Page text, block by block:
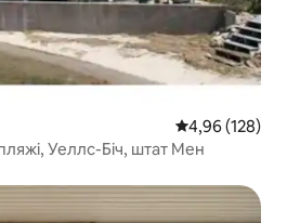
Середня
4,96 (128)
Уеллс-Біч, штат Мен